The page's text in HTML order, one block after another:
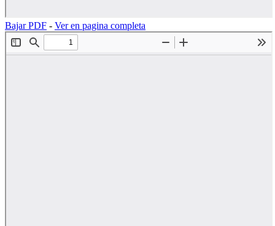
Bajar PDF - Ver en pagina completa